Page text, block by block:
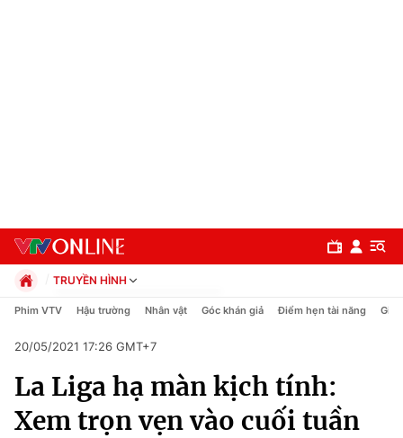
Chuyên mục
Chính trị
TRUYỀN HÌNH
Chính trị
Pháp luật
Kinh tế
Thể thao
Truyền hình
Phim VTV Hậu trường Nhân vật Góc khán giả Điểm hẹn tài năng Giải
20/05/2021 17:26 GMT+7
La Liga hạ màn kịch tính:
Xem trọn vẹn vào cuối tuần